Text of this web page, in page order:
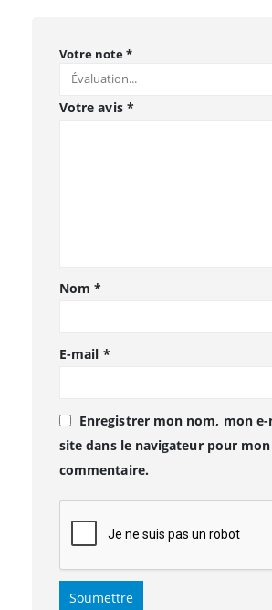
Votre note*
Votre avis *
Nom*
E-mail *
Enregistrer mon nom, mon
site dans le navigateur pour
commentaire.